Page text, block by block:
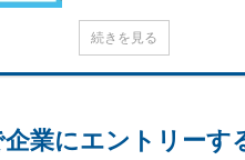
続きを見る
企業にエントリーす